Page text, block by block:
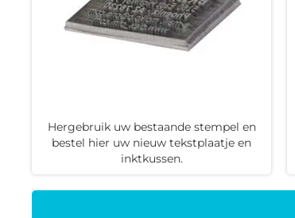
Hergebruik uw bestaande stempel en
bestel hier uw nieuw tekstplaatje en
inktkussen.